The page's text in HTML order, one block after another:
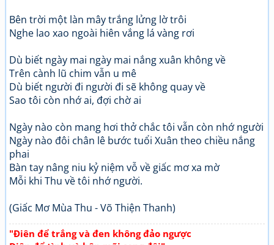
Bên trời một làn mây trắng lửng lờ trôi
Nghe lao xao ngoài hiên vắng lá vàng rơi
Dù biết ngày mai ngày mai nắng xuân không về
Trên cành lũ chim vẫn u mê
Dù biết người đi người đi sẽ không quay về
Sao tôi còn nhớ ai, đợi chờ ai
Ngày nào còn mang hơi thở chắc tôi vẫn còn nhớ người
Ngày nào đôi chân lê bước tuổi Xuân theo chiều nắng
phai
Bàn tay nâng niu kỷ niệm vỗ về giấc mơ xa mờ
Mỗi khi Thu về tôi nhớ người.
(Giấc Mơ Mùa Thu - Võ Thiện Thanh)
"Điên để trắng và đen không đảo ngược